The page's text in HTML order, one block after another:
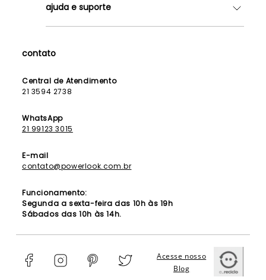
Lojas
Como Funciona
Lista de Formandas
ajuda e suporte
Política de Privacidade
contato
Central de Atendimento
21 3594 2738
WhatsApp
21 99123 3015
E-mail
contato@powerlook.com.br
Funcionamento:
Segunda a sexta-feira das 10h às 19h
Sábados das 10h às 14h.
Acesse nosso
Blog